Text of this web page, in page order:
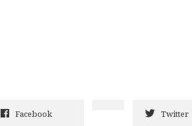
Facebook Twitter